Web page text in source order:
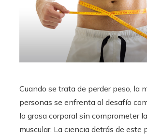
Cuando se trata de perder peso, la
personas se enfrenta al desafío
la grasa corporal sin comprometer
muscular. La ciencia detrás de este